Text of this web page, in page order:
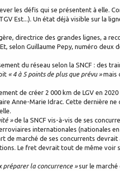
les défis qui se présentent à elle.
Est...). Un état déjà visible sur la
directrice des grandes lignes, a
selon Guillaume Pepy, numéro deux
du réseau selon la SNCF : des
« 4 à 5 points de plus que prévu »mais
de créer 2 000 km de LGV en
Anne-Marie Idrac. Cette dernière
»de la SNCF vis-à-vis de ses
internationales (nationales
de marché de ses concurrents
Le fret devrait tout de même voir
préparer la concurrence »sur le